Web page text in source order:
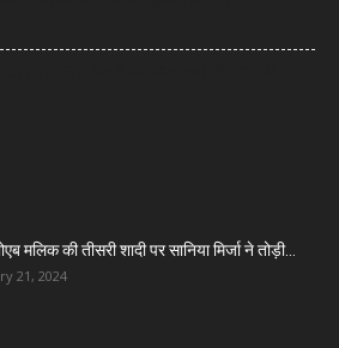
मलिक की तीसरी शादी पर सानिया मिर्जा ने तोड़ी...
21, 2024